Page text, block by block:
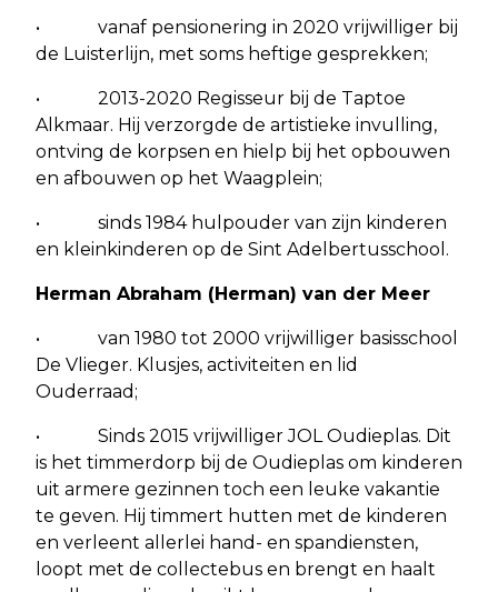
• vanaf pensionering in 2020 vrijwilliger bij
de Luisterlijn, met soms heftige gesprekken;
• 2013-2020 Regisseur bij de Taptoe
Alkmaar. Hij verzorgde de artistieke invulling,
ontving de korpsen en hielp bij het opbouwen
en afbouwen op het Waagplein;
• sinds 1984 hulpouder van zijn kinderen
en kleinkinderen op de Sint Adelbertusschool.
Herman Abraham (Herman) van der Meer
• van 1980 tot 2000 vrijwilliger basisschool
De Vlieger. Klusjes, activiteiten en lid
Ouderraad;
• Sinds 2015 vrijwilliger JOL Oudieplas. Dit
is het timmerdorp bij de Oudieplas om kinderen
uit armere gezinnen toch een leuke vakantie
te geven. Hij timmert hutten met de kinderen
en verleent allerlei hand- en spandiensten,
loopt met de collectebus en brengt en haalt